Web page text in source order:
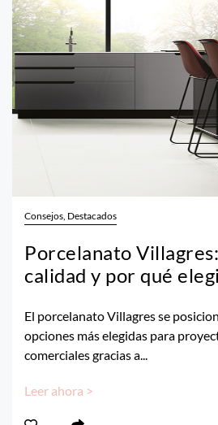
Consejos, Destacados
Porcelanato
calidad y por qué
El porcelanato Villagres se
opciones más elegidas para
comerciales gracias a...
Leer ahora >